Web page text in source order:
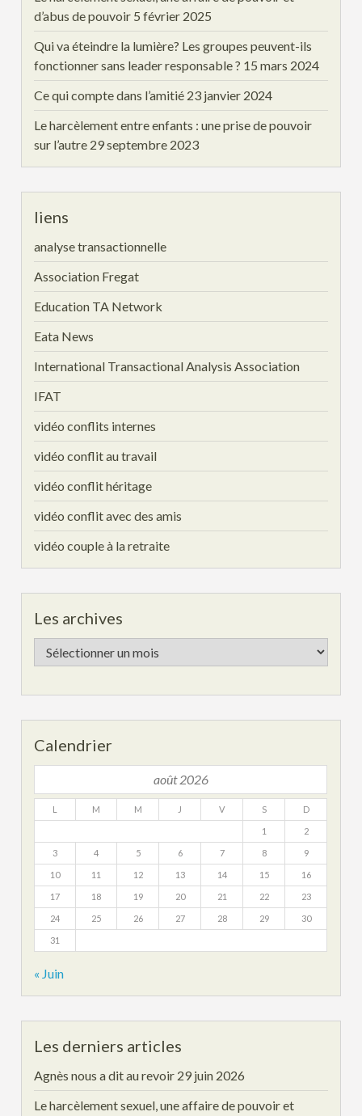
d’abus de pouvoir 5 février 2025
Qui va éteindre la lumière? Les groupes peuvent-ils
fonctionner sans leader responsable ? 15 mars 2024
Ce qui compte dans l’amitié 23 janvier 2024
Le harcèlement entre enfants : une prise de pouvoir
sur l’autre 29 septembre 2023
liens
analyse transactionnelle
Association Fregat
Education TA Network
Eata News
International Transactional Analysis Association
IFAT
vidéo conflits internes
vidéo conflit au travail
vidéo conflit héritage
vidéo conflit avec des amis
vidéo couple à la retraite
Les archives
Les
archives
Calendrier
août 2026
L M M J V S D
1 2
3 4 5 6 7 8 9
10 11 12 13 14 15 16
17 18 19 20 21 22 23
24 25 26 27 28 29 30
31
« Juin
Les derniers articles
Agnès nous a dit au revoir 29 juin 2026
Le harcèlement sexuel, une affaire de pouvoir et